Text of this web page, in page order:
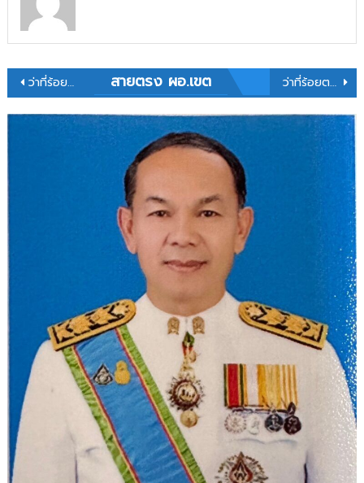
แนะแนว
เรื่อง
ว่าที่ร้อยตรี สุรสิทธิ์ ถิตย์สมบูรณ์ ผู้อำนวยการสำนักงานเขตพื้นที่การศึกษาประถมศึกษากาฬสินธุ์ เขต 1 พร้อมด้วยนายฉัตรพงศ์ อินทฤทธิ์ ผู้อำนวยการกลุ่มบริหารงานบุคคล และบุคลากรเข้าร่วมประชุมคณะกรรมการ อ.ก.ค.ศ.เขตพื้นที่การศึกษาประถมศึกษากาฬสินธุ์ เขต 1 ครั้งที่ 17/2567 ว่าที่ร้อยตรี สุรสิทธิ์ ถิตย์สมบูรณ์ ผู้อำนวยการสำนักงานเขตพื้นที่การศึกษาประถมศึกษากาฬสินธุ์ เขต 1 แถลงผลการประชุม อ.ก.ค.ศ. ครั้งที่ 17/2567
สายตรง ผอ.เขต